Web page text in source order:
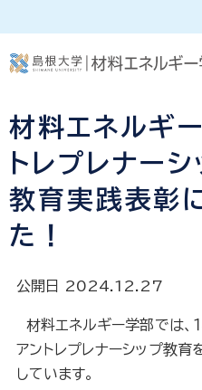
材料エネルギ
トレプレナー
教育実践表彰
た！
公開日 2024.12.27
材料エネルギー学部では、
アントレプレナーシップ教
しています。